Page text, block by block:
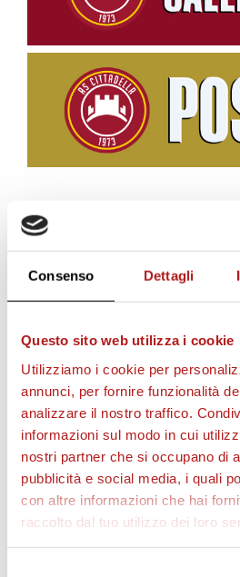
Consenso Dettagli
Questo sito web utilizza i cookie
Utilizziamo i cookie per
annunci, per fornire funzionalità
analizzare il nostro traffico.
informazioni sul modo in cui
nostri partner che si occupano di
pubblicità e social media, i quali
con altre informazioni che hai
raccolto dal tuo utilizzo dei loro
BIGLIETTI
AS CITTADELLA STORE